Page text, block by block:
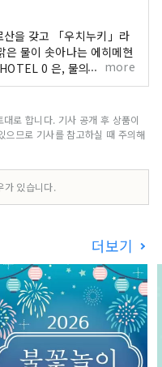
을 갖고 「우치누키」라
은 물이 솟아나는 에히메현
0 은, 물의 도시라고
만들어진 일본 최초의 제
양한 영업이 태어나 온 것
되는 환경에의 대처를 실
more
로 합니다. 기사 공개 후 상품이
으므로 기사를 참고하실 때 주의해
가 있습니다.
더보기